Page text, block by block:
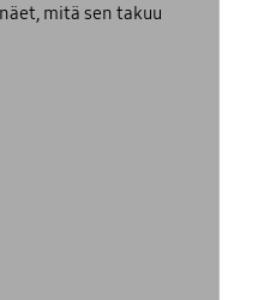
mitä sen takuu